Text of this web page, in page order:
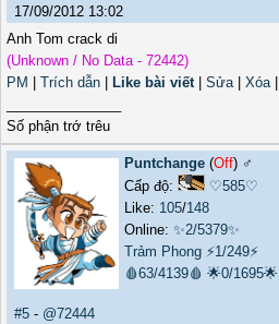
17/09/2012 13:02
Anh Tom crack di
(Unknown / No Data - 72442)
PM
Trích dẫn Like bài viết| Sửa| Xóa|
Số phận trớ trêu
Puntchange (Off) ♂️
Cấp độ:
♡585♡
Like: 105/148
Online:✨2/5379✨
Trảm Phong ⚡1/249⚡
🩸63/4139🩸 🌟0/1695🌟
#5 - @72444